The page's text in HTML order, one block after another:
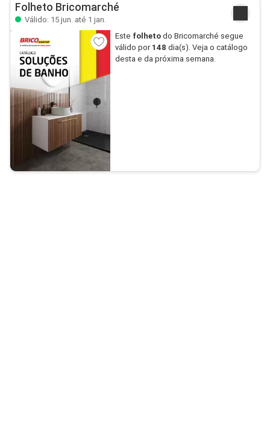
Folheto Bricomarché
Válido: 15 jun. até 1 jan.
Este folhetodo Bricomarché segue
válido por 148 dia(s). Veja o catálogo
desta e da próxima semana.